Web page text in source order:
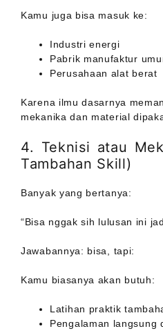
Kamu juga bisa masuk ke:
Industri energi
Pabrik manufaktur
Perusahaan alat berat
Karena ilmu dasarnya
mekanika dan material
4. Teknisi atau
Tambahan Skill)
Banyak yang bertanya:
“Bisa nggak sih lulusan ini
Jawabannya: bisa, tapi:
Kamu biasanya akan butuh:
Latihan praktik
Pengalaman langsung